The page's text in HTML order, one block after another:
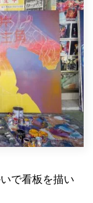
で看板を描い